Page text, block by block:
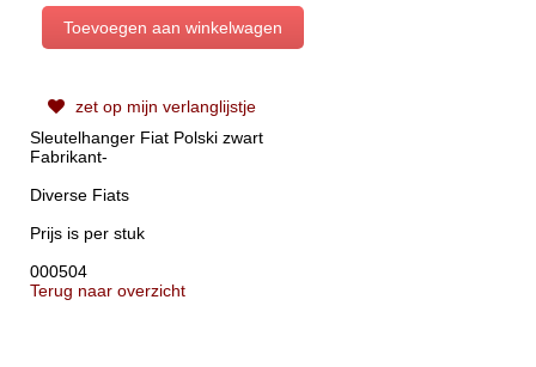
zet op mijn verlanglijstje
Sleutelhanger Fiat Polski zwart
Fabrikant-
Diverse Fiats
Prijs is per stuk
000504
Terug naar overzicht